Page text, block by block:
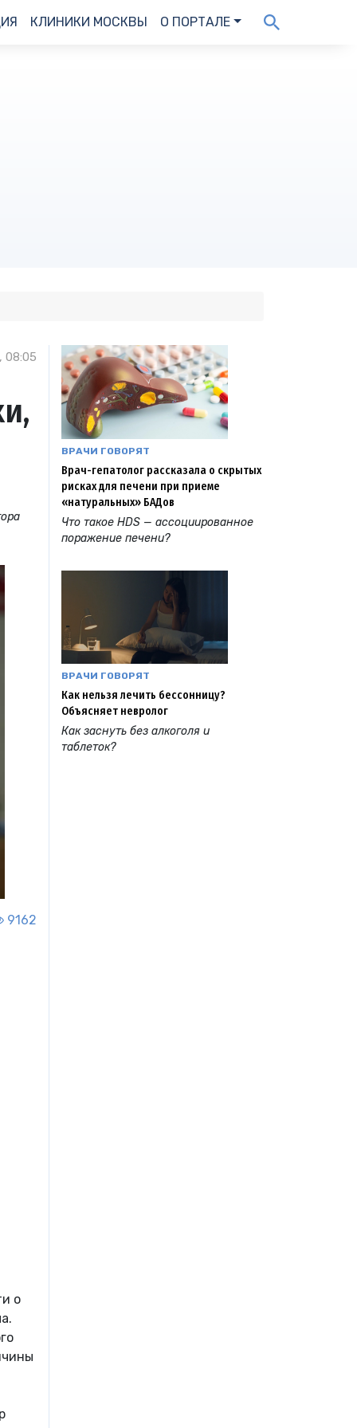
КЛИНИКИ МОСКВЫ О ПОРТАЛЕ
08:05
9162
о
ВРАЧИ ГОВОРЯТ
Врач-гепатолог рассказала о скрытых
рисках для печени при приеме
«натуральных» БАДов
Что такое HDS — ассоциированное
поражение печени?
ВРАЧИ ГОВОРЯТ
Как нельзя лечить бессонницу?
Объясняет невролог
Как заснуть без алкоголя и
таблеток?